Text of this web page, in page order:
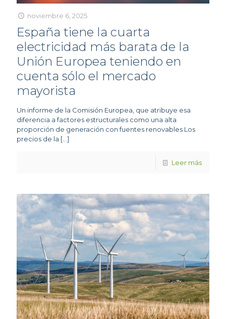
noviembre 6, 2025
España tiene la cuarta
electricidad más barata de la
Unión Europea teniendo en
cuenta sólo el mercado
mayorista
Un informe de la Comisión Europea, que atribuye esa
diferencia a factores estructurales como una alta
proporción de generación con fuentes renovables Los
precios de la […]
Leer más